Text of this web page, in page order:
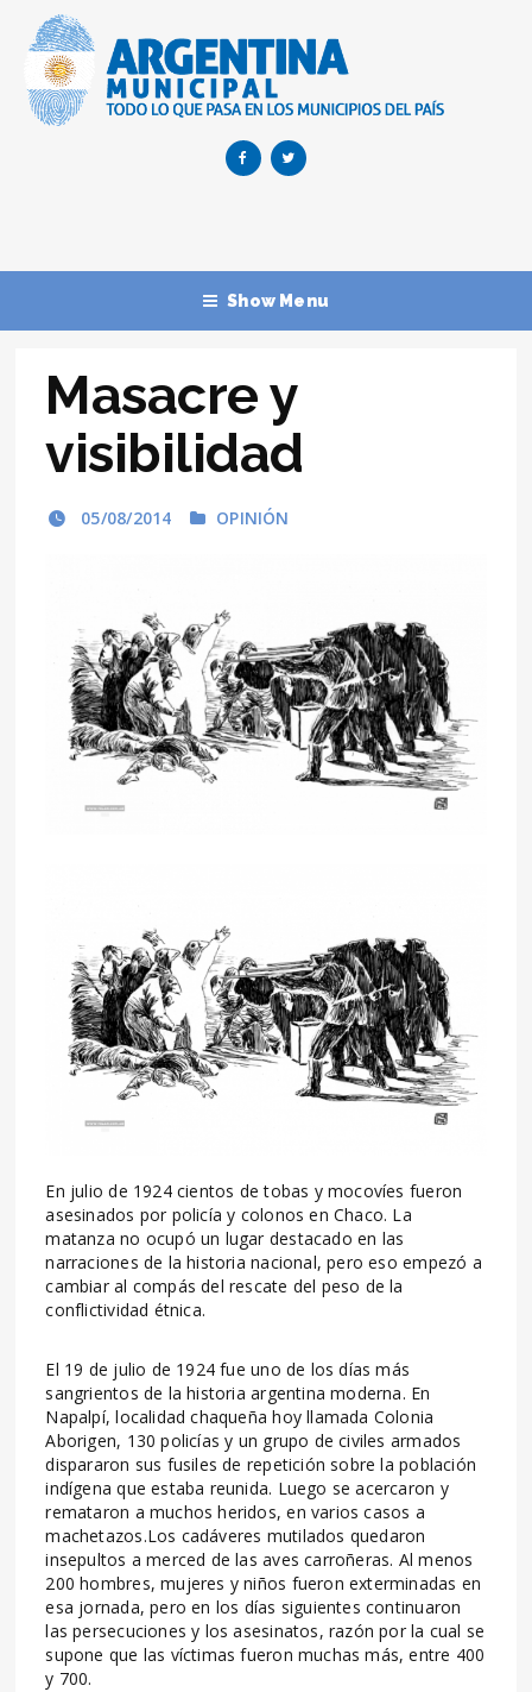
Show Menu
Masacre y
visibilidad
05/08/2014 OPINIÓN
En julio de 1924 cientos de tobas y mocovíes fueron
asesinados por policía y colonos en Chaco. La
matanza no ocupó un lugar destacado en las
narraciones de la historia nacional, pero eso empezó a
cambiar al compás del rescate del peso de la
conflictividad étnica.
El 19 de julio de 1924 fue uno de los días más
sangrientos de la historia argentina moderna. En
Napalpí, localidad chaqueña hoy llamada Colonia
Aborigen, 130 policías y un grupo de civiles armados
dispararon sus fusiles de repetición sobre la población
indígena que estaba reunida. Luego se acercaron y
remataron a muchos heridos, en varios casos a
machetazos.Los cadáveres mutilados quedaron
insepultos a merced de las aves carroñeras. Al menos
200 hombres, mujeres y niños fueron exterminadas en
esa jornada, pero en los días siguientes continuaron
las persecuciones y los asesinatos, razón por la cual se
supone que las víctimas fueron muchas más, entre 400
y 700.